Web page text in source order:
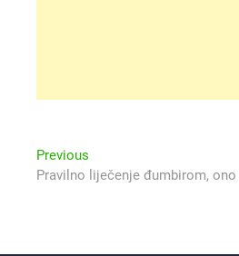
Navigacija
objava
Previous
post:
Pravilno liječenje đumbirom, ono